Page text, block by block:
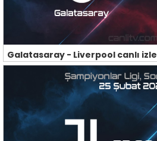
Galatasaray - Liverpool canlı izle